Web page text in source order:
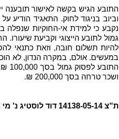
התובע הגיש בקשה לאישור תובענה
וביוב בניגוד לחוק. התאגיד הודיע
נקבע כי למידת אי-החוקיות שנפלה
גמול לתובע הייצוגי וקביעת
להיות תשלום חובה, וזאת כתנאי
במעשים. אולם, במקרה הנדון, לא
ושכר טרחה בסך 200,000 ₪.
ת"צ 14138-05-14 דוד לוסטיג נ' מי אביבים (2010) בע"מ, ניתן ביום 19.02.15;